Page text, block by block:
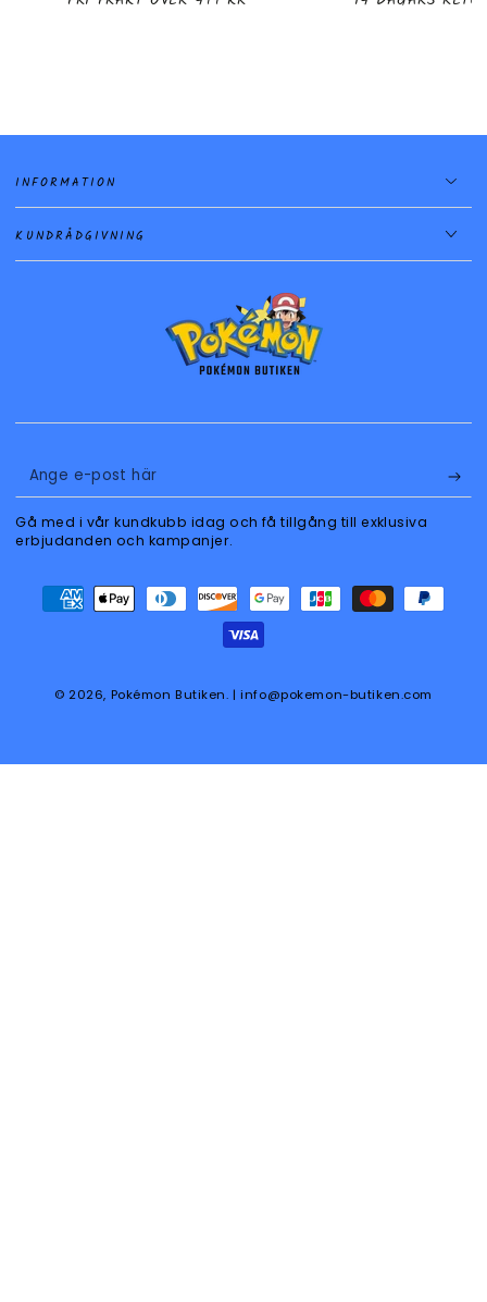
INFORMATION
KUNDRÅDGIVNING
Ange
e-
post
Gå med i vår kundkubb idag och få tillgång till exklusiva
erbjudanden och kampanjer.
© 2026, Pokémon Butiken. | info@pokemon-butiken.com
Betalningsmetoder